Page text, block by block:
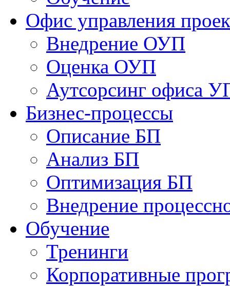
Офис управления
Bнедрение ОУП
Оценка ОУП
Аутсорсинг офиса
Бизнес-процессы
Описание БП
Анализ БП
Оптимизация БП
Внедрение
Обучениe
Тренинги
Корпоративные